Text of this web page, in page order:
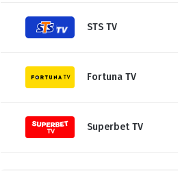
STS TV
Fortuna TV
Superbet TV